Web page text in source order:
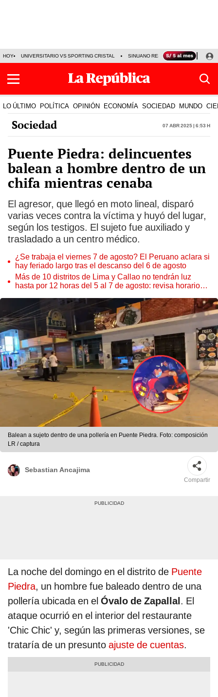
HOY UNIVERSITARIO VS SPORTING CRISTAL SINUANO RESULTADOS HOY
LO ÚLTIMO POLÍTICA OPINIÓN ECONOMÍA SOCIEDAD MUNDO
Sociedad 07 Abr 2025 | 6:53 h
Puente Piedra: delincuentes
balean a hombre dentro de un
chifa mientras cenaba
El agresor, que llegó en moto lineal, disparó
varias veces contra la víctima y huyó del lugar,
según los testigos. El sujeto fue auxiliado y
trasladado a un centro médico.
¿Se trabaja el viernes 7 de agosto? El Peruano aclara si
hay feriado largo tras el descanso del 6 de agosto
Más de 10 distritos de Lima y Callao no tendrán luz
hasta por 12 horas del 5 al 7 de agosto: revisa horarios y
Balean a sujeto dentro de una pollería en Puente Piedra. Foto: composición
LR / captura
Sebastian Ancajima
Compartir
La noche del domingo en el distrito de Puente
Piedra, un hombre fue baleado dentro de una
pollería ubicada en el Óvalo de Zapallal. El
ataque ocurrió en el interior del restaurante
'Chic Chic' y, según las primeras versiones, se
trataría de un presunto ajuste de cuentas.